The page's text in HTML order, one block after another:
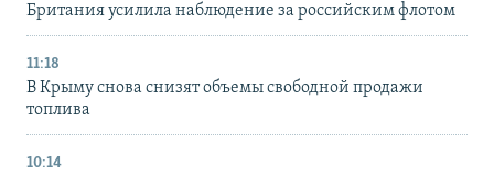
Британия усилила наблюдение за российским флотом
11:18
В Крыму снова снизят объемы свободной продажи
топлива
10:14